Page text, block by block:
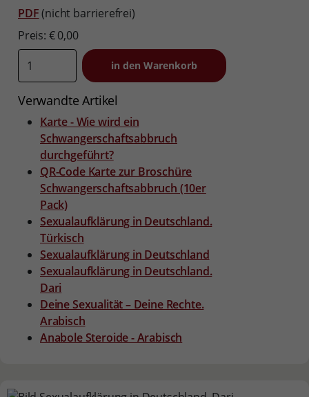
PDF(nicht barrierefrei)
Preis: € 0,00
Verwandte Artikel
Karte - Wie wird ein
Schwangerschaftsabbruch
durchgeführt?
QR-Code Karte zur Broschüre
Schwangerschaftsabbruch (10er
Pack)
Sexualaufklärung in Deutschland.
Türkisch
Sexualaufklärung in Deutschland
Sexualaufklärung in Deutschland.
Dari
Deine Sexualität – Deine Rechte.
Arabisch
Anabole Steroide - Arabisch